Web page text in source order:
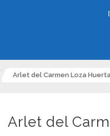
Arlet del Carmen Loza
Arlet del